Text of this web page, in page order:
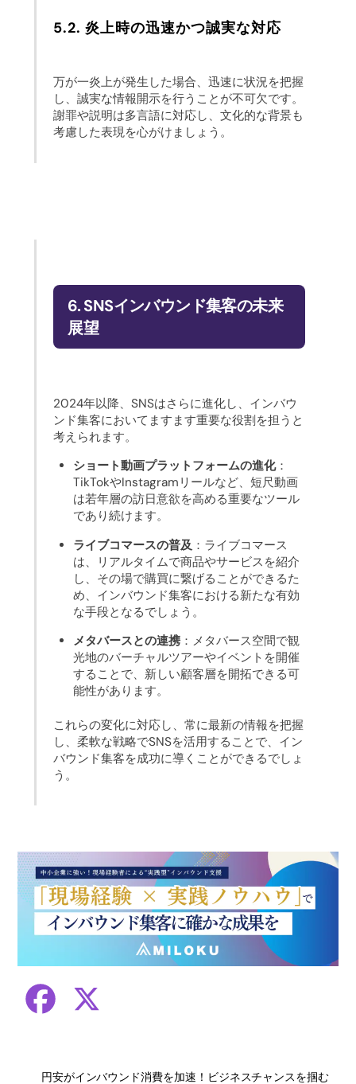
5.2. 炎上時の迅速かつ誠実な対応
万が一炎上が発生した場合、迅速に状況を把握
し、誠実な情報開示を行うことが不可欠です。
謝罪や説明は多言語に対応し、文化的な背景も
考慮した表現を心がけましょう。
6. SNSインバウンド集客の未来
展望
2024年以降、SNSはさらに進化し、インバウ
ンド集客においてますます重要な役割を担うと
考えられます。
ショート動画プラットフォームの進化：
TikTokやInstagramリールなど、短尺動画
は若年層の訪日意欲を高める重要なツール
であり続けます。
ライブコマースの普及 ：ライブコマース
は、リアルタイムで商品やサービスを紹介
し、その場で購買に繋げることができるた
め、インバウンド集客における新たな有効
な手段となるでしょう。
メタバースとの連携：メタバース空間で観
光地のバーチャルツアーやイベントを開催
することで、新しい顧客層を開拓できる可
能性があります。
これらの変化に対応し、常に最新の情報を把握
し、柔軟な戦略でSNSを活用することで、イン
バウンド集客を成功に導くことができるでしょ
う。
c
円安がインバウンド消費を加速！ビジネスチャンスを掴む